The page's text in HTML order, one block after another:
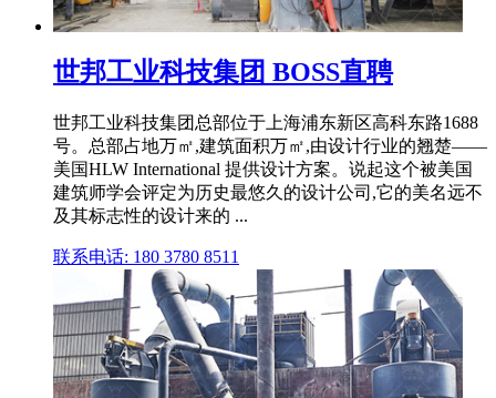
世邦工业科技集团 BOSS直聘
世邦工业科技集团总部位于上海浦东新区高科东路1688
号。总部占地万㎡,建筑面积万㎡,由设计行业的翘楚——
美国HLW International 提供设计方案。说起这个被美国
建筑师学会评定为历史最悠久的设计公司,它的美名远不
及其标志性的设计来的 ...
联系电话: 180 3780 8511